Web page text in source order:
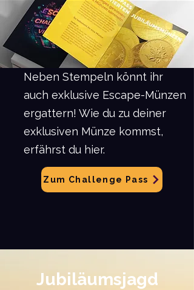
Neben Stempeln könnt ihr
auch exklusive Escape-Münzen
ergattern! Wie du zu deiner
exklusiven Münze kommst,
erfährst du hier.
Zum Challenge Pass
Jubiläumsjagd